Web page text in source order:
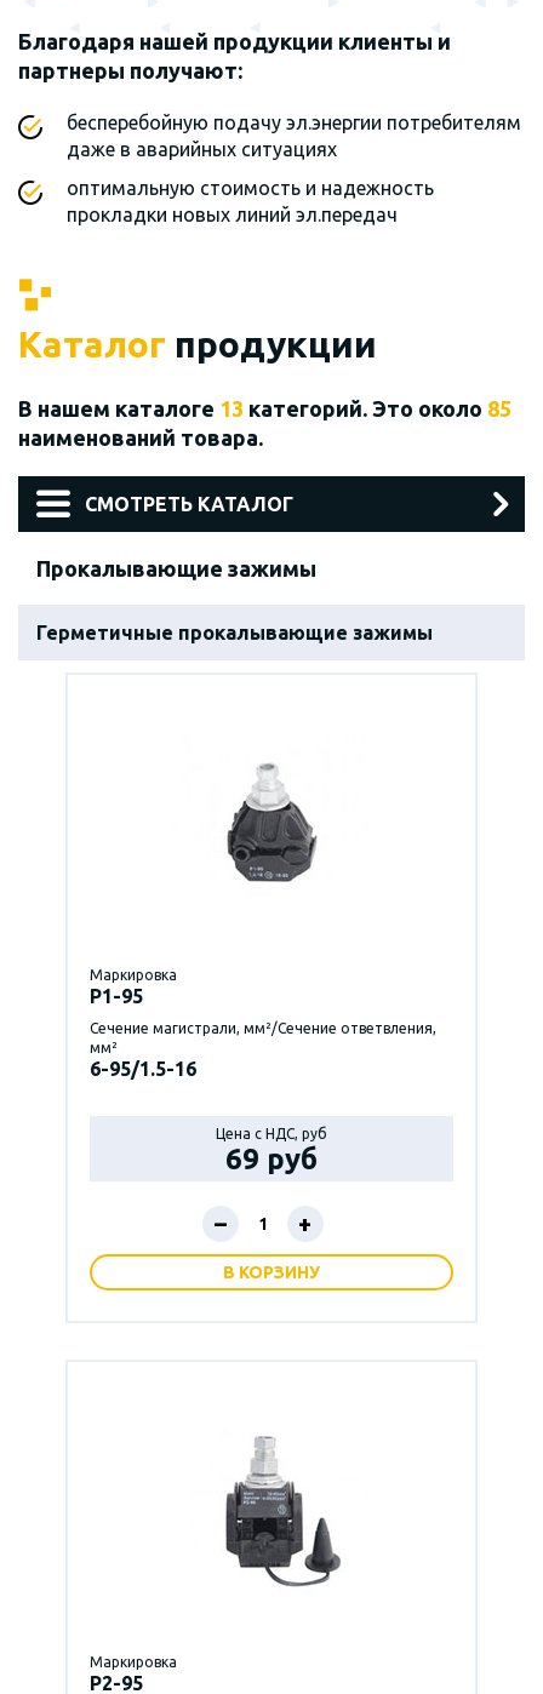
Благодаря нашей продукции клиенты и
партнеры получают:
бесперебойную подачу эл.энергии потребителям
даже в аварийных ситуациях
оптимальную стоимость и надежность
прокладки новых линий эл.передач
Каталог продукции
В нашем каталоге 13 категорий. Это около 85
наименований товара.
СМОТРЕТЬ КАТАЛОГ
Прокалывающие зажимы
Герметичные прокалывающие зажимы
Маркировка
P1-95
Сечение магистрали, мм²/Сечение ответвления,
мм²
6-95/1.5-16
Цена с НДС, руб
69 руб
– +
В КОРЗИНУ
Маркировка
P2-95